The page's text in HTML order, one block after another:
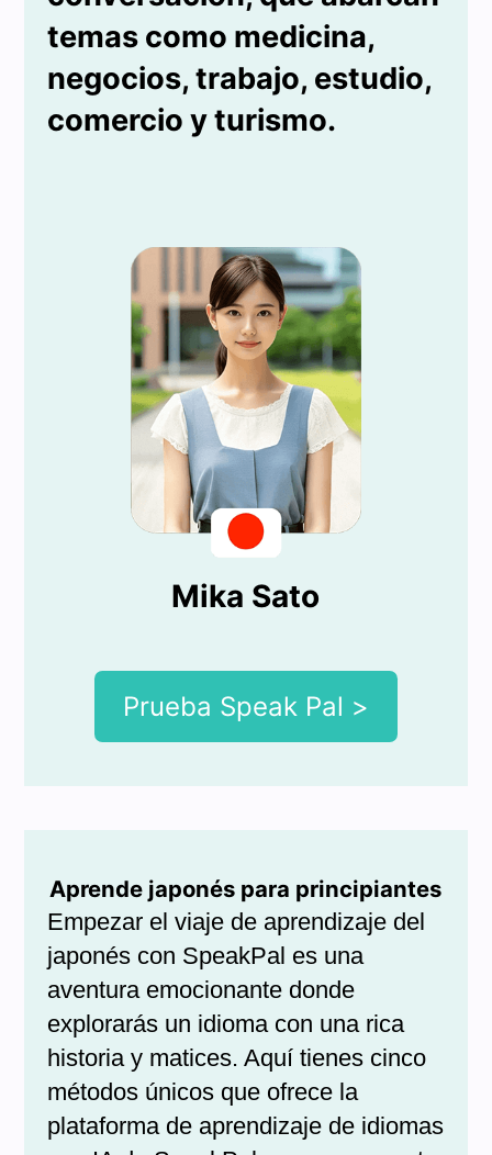
temas como medicina,
negocios, trabajo, estudio,
comercio y turismo.
Mika Sato
Prueba Speak Pal >
Aprende japonés para principiantes
Empezar el viaje de aprendizaje del
japonés con SpeakPal es una
aventura emocionante donde
explorarás un idioma con una rica
historia y matices. Aquí tienes cinco
métodos únicos que ofrece la
plataforma de aprendizaje de idiomas